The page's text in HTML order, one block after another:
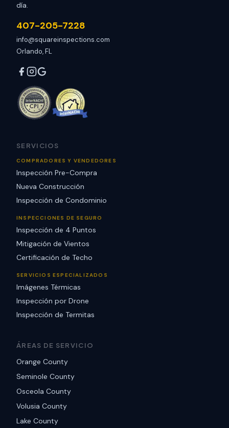
día.
407-205-7228
info@squareinspections.com
Orlando, FL
SERVICIOS
COMPRADORES Y VENDEDORES
Inspección Pre-Compra
Nueva Construcción
Inspección de Condominio
INSPECCIONES DE SEGURO
Inspección de 4 Puntos
Mitigación de Vientos
Certificación de Techo
SERVICIOS ESPECIALIZADOS
Imágenes Térmicas
Inspección por Drone
Inspección de Termitas
ÁREAS DE SERVICIO
Orange County
Seminole County
Osceola County
Volusia County
Lake County